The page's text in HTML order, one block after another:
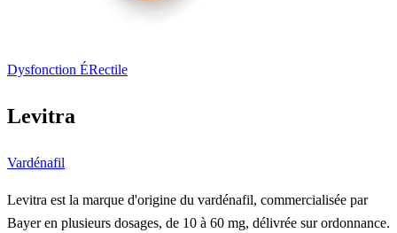
Dysfonction ÉRectile
Levitra
Vardénafil
Levitra est la marque d'origine du vardénafil, commercialisée par
Bayer en plusieurs dosages, de 10 à 60 mg, délivrée sur ordonnance.